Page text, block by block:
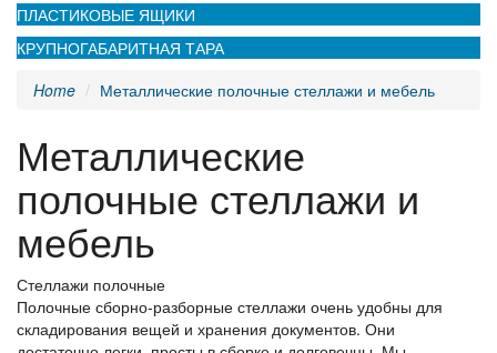
ПЛАСТИКОВЫЕ ЯЩИКИ
КРУПНОГАБАРИТНАЯ ТАРА
Home
Металлические полочные стеллажи и мебель
Металлические
полочные стеллажи и
мебель
Стеллажи полочные
Полочные сборно-разборные стеллажи очень удобны для
складирования вещей и хранения документов. Они